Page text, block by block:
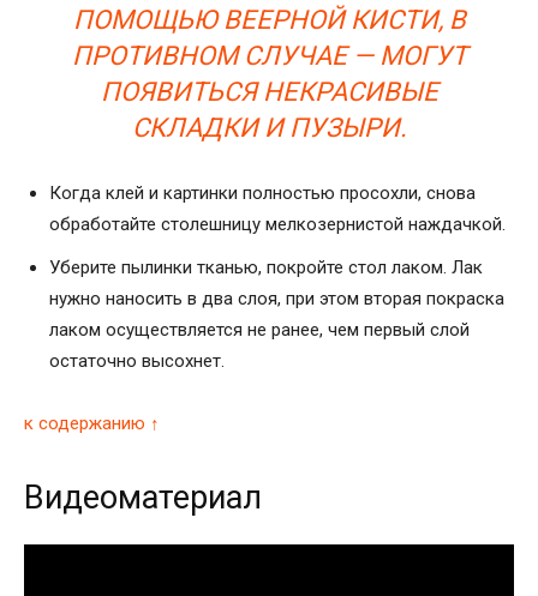
ПОМОЩЬЮ ВЕЕРНОЙ КИСТИ, В
ПРОТИВНОМ СЛУЧАЕ — МОГУТ
ПОЯВИТЬСЯ НЕКРАСИВЫЕ
СКЛАДКИ И ПУЗЫРИ.
Когда клей и картинки полностью просохли, снова
обработайте столешницу мелкозернистой наждачкой.
Уберите пылинки тканью, покройте стол лаком. Лак
нужно наносить в два слоя, при этом вторая покраска
лаком осуществляется не ранее, чем первый слой
остаточно высохнет.
к содержанию ↑
Видеоматериал